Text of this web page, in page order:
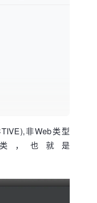
非Web类型
，也就是